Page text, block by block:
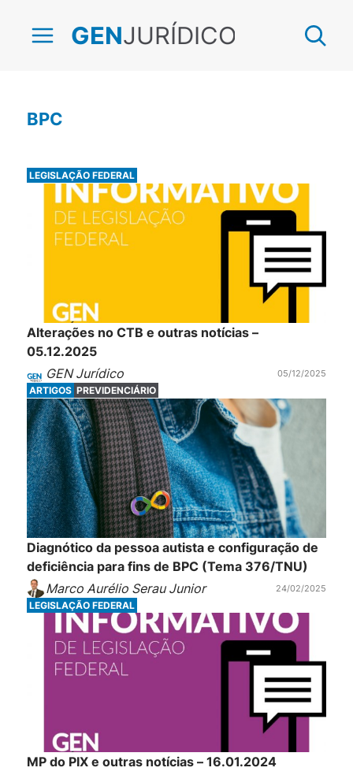
GENJURÍDICO
BPC
LEGISLAÇÃO FEDERAL
Alterações no CTB e outras notícias –
05.12.2025
GEN Jurídico
05/12/2025
ARTIGOS PREVIDENCIÁRIO
Diagnótico da pessoa autista e configuração de
deficiência para fins de BPC (Tema 376/TNU)
Marco Aurélio Serau Junior
24/02/2025
LEGISLAÇÃO FEDERAL
MP do PIX e outras notícias – 16.01.2024